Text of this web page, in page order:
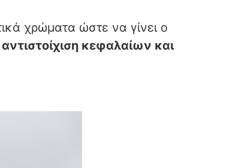
χρώματα ώστε να γίνει ο
κεφαλαίων και